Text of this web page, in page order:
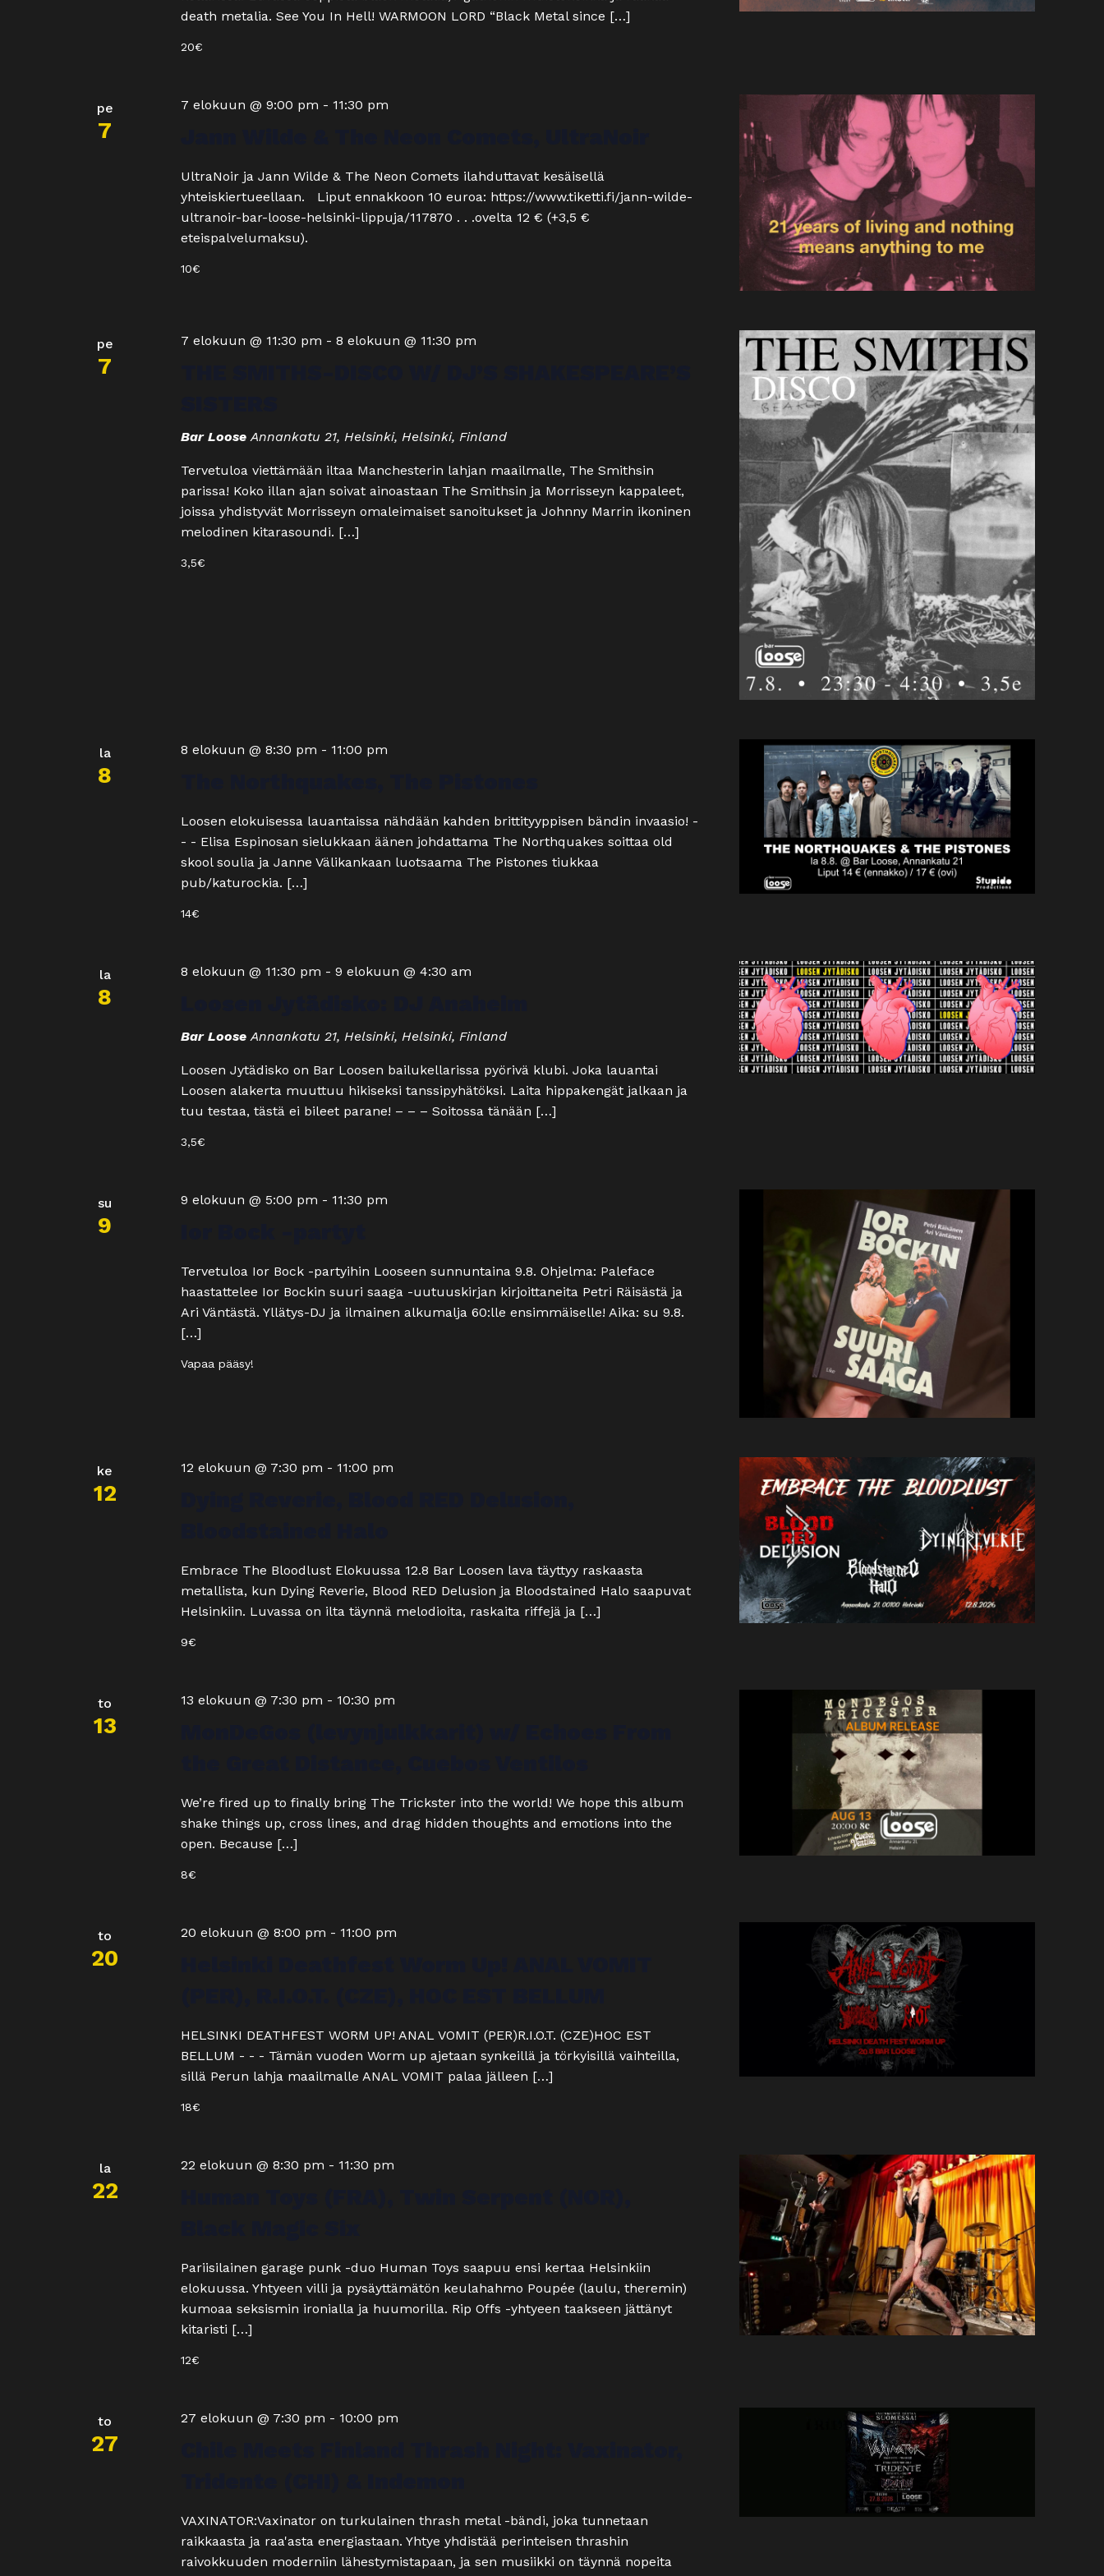
death metalia. See You In Hell! WARMOON LORD “Black Metal since […]
20€
pe
7
7 elokuun @ 9:00 pm - 11:30 pm
UltraNoir ja Jann Wilde & The Neon Comets ilahduttavat kesäisellä
yhteiskiertueellaan. Liput ennakkoon 10 euroa: https://www.tiketti.fi/jann-wilde-
ultranoir-bar-loose-helsinki-lippuja/117870 . . .ovelta 12 € (+3,5 €
eteispalvelumaksu).
10€
pe
7
7 elokuun @ 11:30 pm - 8 elokuun @ 11:30 pm
Bar LooseAnnankatu 21, Helsinki, Helsinki, Finland
Tervetuloa viettämään iltaa Manchesterin lahjan maailmalle, The Smithsin
parissa! Koko illan ajan soivat ainoastaan The Smithsin ja Morrisseyn kappaleet,
joissa yhdistyvät Morrisseyn omaleimaiset sanoitukset ja Johnny Marrin ikoninen
melodinen kitarasoundi. […]
3,5€
la
8
8 elokuun @ 8:30 pm - 11:00 pm
Loosen elokuisessa lauantaissa nähdään kahden brittityyppisen bändin invaasio! -
- - Elisa Espinosan sielukkaan äänen johdattama The Northquakes soittaa old
skool soulia ja Janne Välikankaan luotsaama The Pistones tiukkaa
pub/katurockia. […]
14€
la
8
8 elokuun @ 11:30 pm - 9 elokuun @ 4:30 am
Bar LooseAnnankatu 21, Helsinki, Helsinki, Finland
Loosen Jytädisko on Bar Loosen bailukellarissa pyörivä klubi. Joka lauantai
Loosen alakerta muuttuu hikiseksi tanssipyhätöksi. Laita hippakengät jalkaan ja
tuu testaa, tästä ei bileet parane! – – – Soitossa tänään […]
3,5€
su
9
9 elokuun @ 5:00 pm - 11:30 pm
Tervetuloa Ior Bock -partyihin Looseen sunnuntaina 9.8. Ohjelma: Paleface
haastattelee Ior Bockin suuri saaga -uutuuskirjan kirjoittaneita Petri Räisästä ja
Ari Väntästä. Yllätys-DJ ja ilmainen alkumalja 60:lle ensimmäiselle! Aika: su 9.8.
[…]
Vapaa pääsy!
ke
12
12 elokuun @ 7:30 pm - 11:00 pm
Embrace The Bloodlust Elokuussa 12.8 Bar Loosen lava täyttyy raskaasta
metallista, kun Dying Reverie, Blood RED Delusion ja Bloodstained Halo saapuvat
Helsinkiin. Luvassa on ilta täynnä melodioita, raskaita riffejä ja […]
9€
to
13
13 elokuun @ 7:30 pm - 10:30 pm
We’re fired up to finally bring The Trickster into the world! We hope this album
shake things up, cross lines, and drag hidden thoughts and emotions into the
open. Because […]
8€
to
20
20 elokuun @ 8:00 pm - 11:00 pm
HELSINKI DEATHFEST WORM UP! ANAL VOMIT (PER)R.I.O.T. (CZE)HOC EST
BELLUM - - - Tämän vuoden Worm up ajetaan synkeillä ja törkyisillä vaihteilla,
sillä Perun lahja maailmalle ANAL VOMIT palaa jälleen […]
18€
la
22
22 elokuun @ 8:30 pm - 11:30 pm
Pariisilainen garage punk -duo Human Toys saapuu ensi kertaa Helsinkiin
elokuussa. Yhtyeen villi ja pysäyttämätön keulahahmo Poupée (laulu, theremin)
kumoaa seksismin ironialla ja huumorilla. Rip Offs -yhtyeen taakseen jättänyt
kitaristi […]
12€
to
27
27 elokuun @ 7:30 pm - 10:00 pm
VAXINATOR:Vaxinator on turkulainen thrash metal -bändi, joka tunnetaan
raikkaasta ja raa'asta energiastaan. Yhtye yhdistää perinteisen thrashin
raivokkuuden moderniin lähestymistapaan, ja sen musiikki on täynnä nopeita